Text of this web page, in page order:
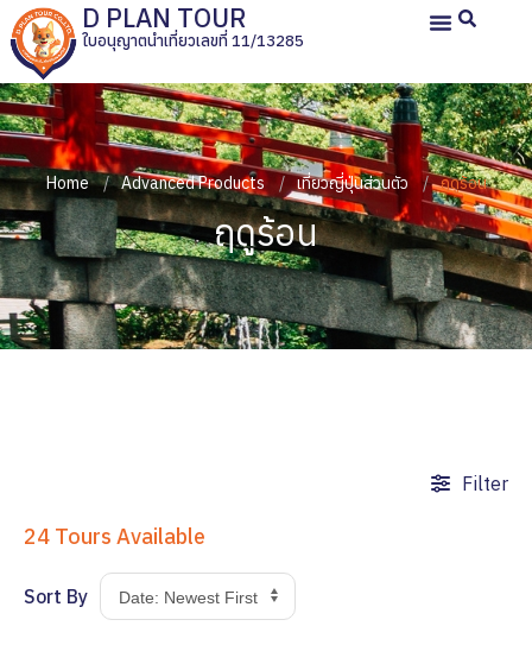
D PLAN TOUR
ใบอนุญาตนำเที่ยวเลขที่ 11/13285
Home Advanced Products เที่ยวญี่ปุ่นส่วนตัว ฤดูร้อน
ฤดูร้อน
Filter
24 Tours Available
Sort By